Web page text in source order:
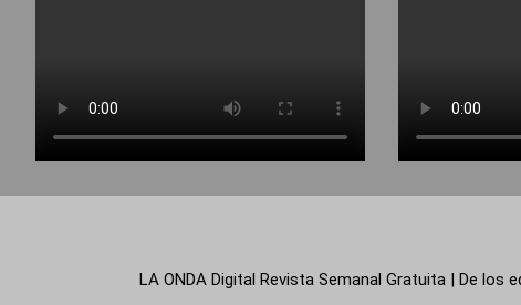
LA ONDA Digital Revista Semanal Gratuita | De